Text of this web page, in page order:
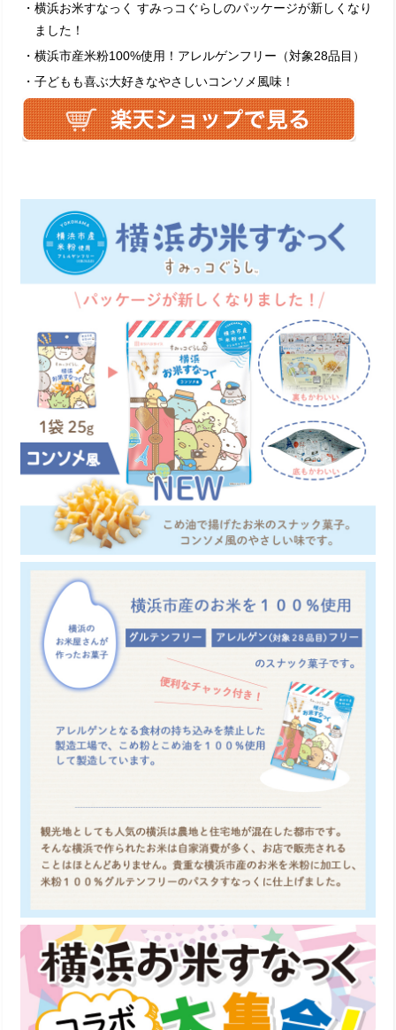
・横浜お米すなっく すみっコぐらしのパッケージが新しくなり
ました！
・横浜市産米粉100%使用！アレルゲンフリー（対象28品目）
・子どもも喜ぶ大好きなやさしいコンソメ風味！